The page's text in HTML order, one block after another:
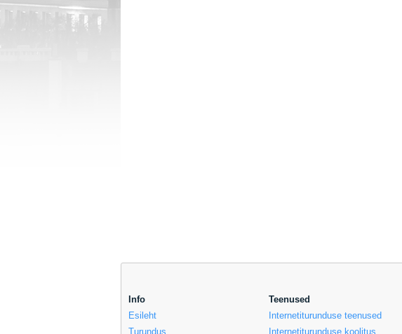
Info
Esileht
Turundus
Teenused
Internetiturunduse teenused
Internetiturunduse koolitus